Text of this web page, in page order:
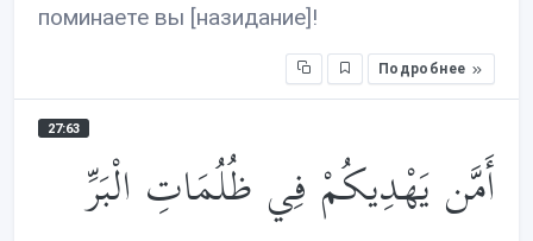
поминаете вы [назидание]!
Подробнее
27:63
أَمَّن يَهْدِيكُمْ فِي ظُلُمَاتِ الْبَرِّ